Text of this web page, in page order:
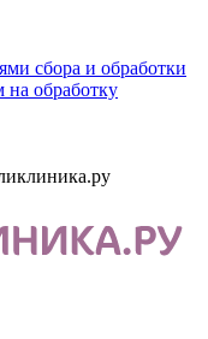
сбора и обработки
на обработку